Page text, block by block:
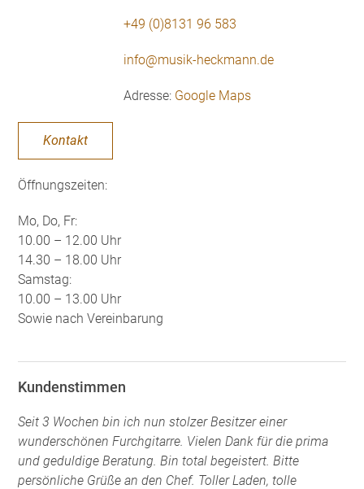
+49 (0)8131 96 583
info@musik-heckmann.de
Adresse: Google Maps
Kontakt
Öffnungszeiten:
Mo, Do, Fr:
10.00 – 12.00 Uhr
14.30 – 18.00 Uhr
Samstag:
10.00 – 13.00 Uhr
Sowie nach Vereinbarung
Kundenstimmen
Seit 3 Wochen bin ich nun stolzer Besitzer einer
wunderschönen Furchgitarre. Vielen Dank für die prima
und geduldige Beratung. Bin total begeistert. Bitte
persönliche Grüße an den Chef. Toller Laden, tolle